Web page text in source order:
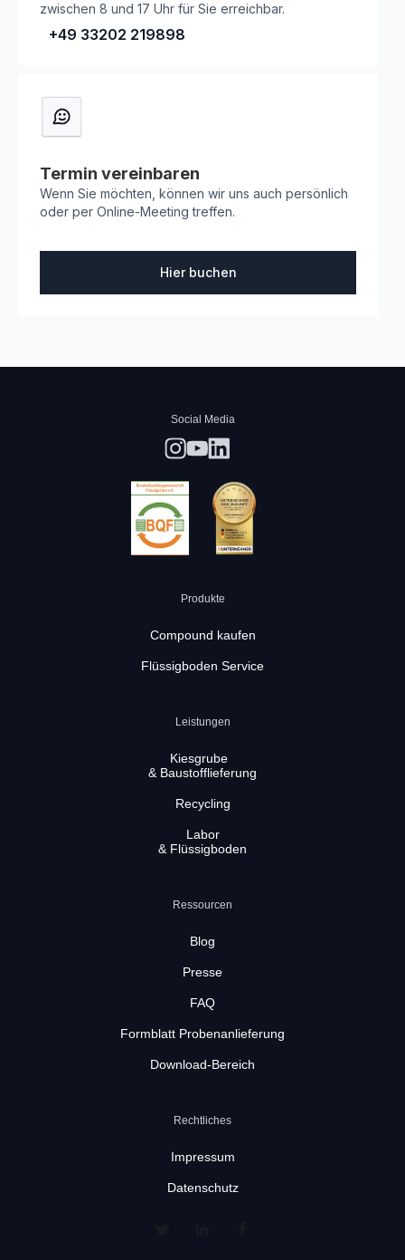
zwischen 8 und 17 Uhr für Sie erreichbar.
+49 33202 219898
Termin vereinbaren
Wenn Sie möchten, können wir uns auch persönlich
oder per Online-Meeting treffen.
Hier buchen
Social Media
Produkte
Compound kaufen
Flüssigboden Service
Leistungen
Kiesgrube
& Baustofflieferung
Recycling
Labor
& Flüssigboden
Ressourcen
Blog
Presse
FAQ
Formblatt Probenanlieferung
Download-Bereich
Rechtliches
Impressum
Datenschutz